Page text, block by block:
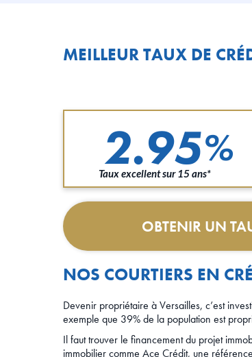
MEILLEUR TAUX DE
2.95%
Taux excellent sur 15 ans*
OBTENIR UN
NOS COURTIERS EN
Devenir propriétaire à Versailles, c’est
exemple que 39% de la population est
Il faut trouver le financement du projet
immobilier comme Ace Crédit, une